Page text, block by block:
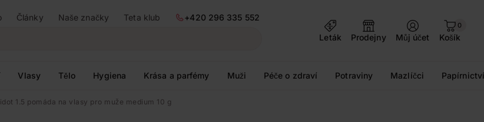
Články Naše značky Teta klub
+420 296 335 552
Leták
Prodejny Můj účet
0
Košík
Vlasy Tělo Hygiena Krása a parfémy Muži Péče o zdraví Potraviny Mazlíčci
1.5 pomáda na vlasy pro muže medium 10 g